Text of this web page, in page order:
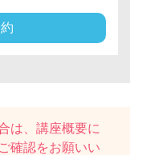
は、講座概要に
確認をお願いい